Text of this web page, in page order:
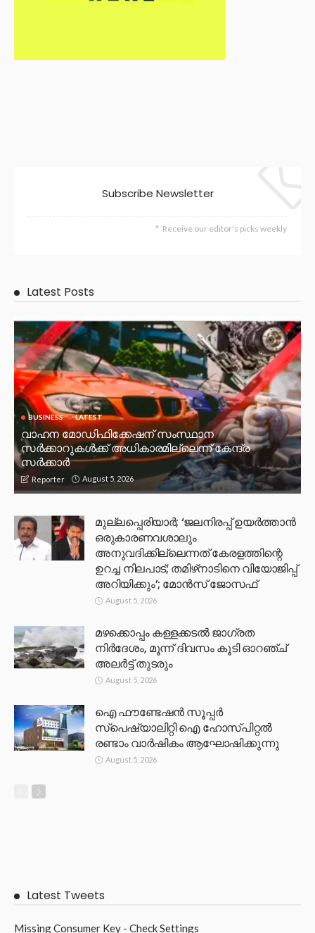
Subscribe Newsletter
Receive our editor's picks weekly
Latest Posts
BUSINESS LATEST
വാഹന മോഡിഫിക്കേഷന് സംസ്ഥാന
സർക്കാറുകൾക്ക് അധികാരമില്ലെന്ന് കേന്ദ്ര
സർക്കാർ
Reporter August 5, 2026
മുല്ലപ്പെരിയാര്‍; ‘ജലനിരപ്പ് ഉയര്‍ത്താന്‍
ഒരുകാരണവശാലും
അനുവദിക്കില്ലെന്നത് കേരളത്തിന്റെ
ഉറച്ച നിലപാട്; തമിഴ്‌നാടിനെ വിയോജിപ്പ്
അറിയിക്കും’; മോന്‍സ് ജോസഫ്
August 5, 2026
മഴക്കൊപ്പം കള്ളക്കടൽ ജാഗ്രത
നിർദേശം, മൂന്ന് ദിവസം കൂടി ഓറഞ്ച്
അലർട്ട് തുടരും
August 5, 2026
ഐ ഫൗണ്ടേഷൻ സൂപ്പർ
സ്പെഷ്യാലിറ്റി ഐ ഹോസ്പിറ്റൽ
രണ്ടാം വാർഷികം ആഘോഷിക്കുന്നു
August 5, 2026
Latest Tweets
Missing Consumer Key - Check Settings